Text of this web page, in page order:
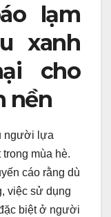
lạm
xanh
cho
nền
người lựa
mùa hè.
cáo rằng dù
việc sử dụng
biệt ở người